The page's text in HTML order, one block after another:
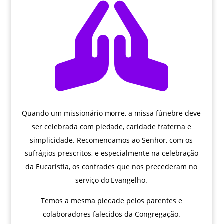

Quando um missionário morre, a missa fúnebre deve
ser celebrada com piedade, caridade fraterna e
simplicidade. Recomendamos ao Senhor, com os
sufrágios prescritos, e especialmente na celebração
da Eucaristia, os confrades que nos precederam no
serviço do Evangelho.
Temos a mesma piedade pelos parentes e
colaboradores falecidos da Congregação.